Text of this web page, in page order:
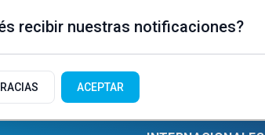
recibir nuestras notificaciones?
ACEPTAR